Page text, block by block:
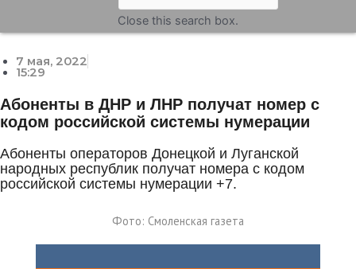
Close this search box.
7 мая, 2022
15:29
Абоненты в ДНР и ЛНР получат номер с
кодом российской системы нумерации
Абоненты операторов Донецкой и Луганской
народных республик получат номера с кодом
российской системы нумерации +7.
Фото: Смоленская газета